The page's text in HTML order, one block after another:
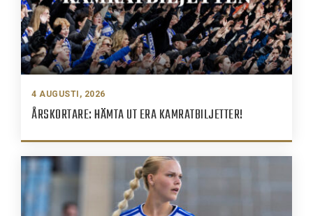
4 AUGUSTI, 2026
ÅRSKORTARE: HÄMTA UT ERA KAMRATBILJETTER!